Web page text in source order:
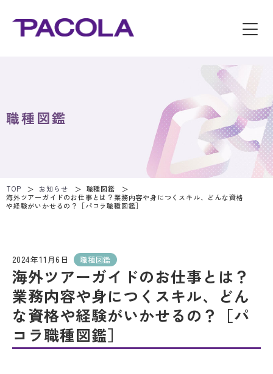
職種図鑑
TOP お知らせ
職種図鑑
海外ツアーガイドのお仕事とは？業務内容や身につくスキル、どんな資格
や経験がいかせるの？［パコラ職種図鑑］
2024年11月6日 職種図鑑
海外ツアーガイドのお仕事とは？
業務内容や身につくスキル、どん
な資格や経験がいかせるの？［パ
コラ職種図鑑］